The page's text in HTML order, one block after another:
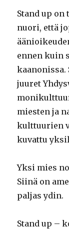
Stand up
nuori, että
ennen kuin
kaanonissa.
juuret
miesten ja
kulttuurien
kuvattu
Yksi mies
Siinä on
paljas ydin.
Stand up –